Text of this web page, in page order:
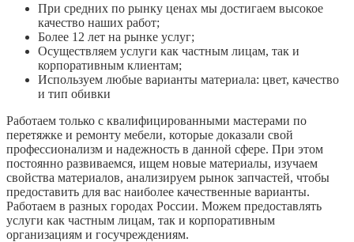
При средних по рынку ценах мы достигаем высокое
качество наших работ;
Более 12 лет на рынке услуг;
Осуществляем услуги как частным лицам, так и
корпоративным клиентам;
Используем любые варианты материала: цвет, качество
и тип обивки
Работаем только с квалифицированными мастерами по
перетяжке и ремонту мебели, которые доказали свой
профессионализм и надежность в данной сфере. При этом
постоянно развиваемся, ищем новые материалы, изучаем
свойства материалов, анализируем рынок запчастей, чтобы
предоставить для вас наиболее качественные варианты.
Работаем в разных городах России. Можем предоставлять
услуги как частным лицам, так и корпоративным
организациям и госучреждениям.